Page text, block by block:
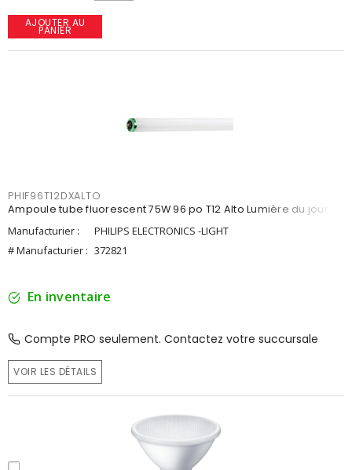
AJOUTER AU
PANIER
PHIF96T12DXALTO
Ampoule tube fluorescent 75W 96 po T12 Alto Lumière du jour
Manufacturier :
PHILIPS ELECTRONICS -LIGHT
# Manufacturier : 372821
En inventaire
Compte PRO seulement. Contactez votre succursale
VOIR LES DÉTAILS